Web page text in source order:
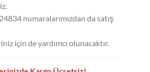
numaralarımızdan da satış
için de yardımcı olunacaktır.